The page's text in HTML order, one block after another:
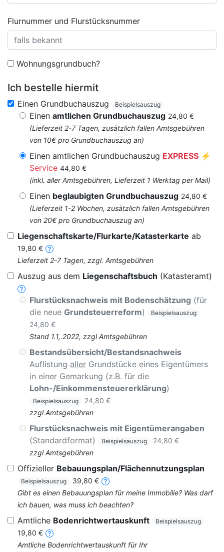
Flurnummer und Flurstücksnummer
Wohnungsgrundbuch?
Ich bestelle hiermit
Einen Grundbuchauszug Beispielsauszug
Einen amtlichen Grundbuchauszug 24,80 €
(Lieferzeit 2-7 Tagen, zusätzlich fallen Amtsgebühren
von 10€ pro Grundbuchauszug an)
Einen amtlichen Grundbuchauszug EXPRESS ⚡
Service 44,80 €
(inkl. aller Amtsgebühren, Lieferzeit 1 Werktag per Mail)
Einen beglaubigten Grundbuchauszug 24,80 €
(Lieferzeit 1-2 Wochen, zusätzlich fallen Amtsgebühren
von 20€ pro Grundbuchauszug an)
Liegenschaftskarte/Flurkarte/Katasterkarte ab
19,80 €
Lieferzeit 2-7 Tagen, zzgl. Amtsgebühren
Auszug aus dem Liegenschaftsbuch (Katasteramt)
Flurstücksnachweis mit Bodenschätzung (für
die neue Grundsteuerreform) Beispielsauszug
24,80 €
Stand 1.1,.2022, zzgl Amtsgebühren
Bestandsübersicht/Bestandsnachweis
Auflistung aller Grundstücke eines Eigentümers
in einer Gemarkung (z.B. für die
Lohn-/Einkommensteuererklärung)
Beispielsauszug
24,80 €
zzgl Amtsgebühren
Flurstücksnachweis mit Eigentümerangaben
(Standardformat)
Beispielsauszug
24,80 €
zzgl Amtsgebühren
Offizieller Bebauungsplan/Flächennutzungsplan
Beispielsauszug
39,80 €
Gibt es einen Bebauungsplan für meine Immobilie? Was darf
ich bauen, was muss ich beachten?
Amtliche Bodenrichtwertauskunft Beispielsauszug
19,80 €
Amtliche Bodenrichtwertauskunft für Ihr